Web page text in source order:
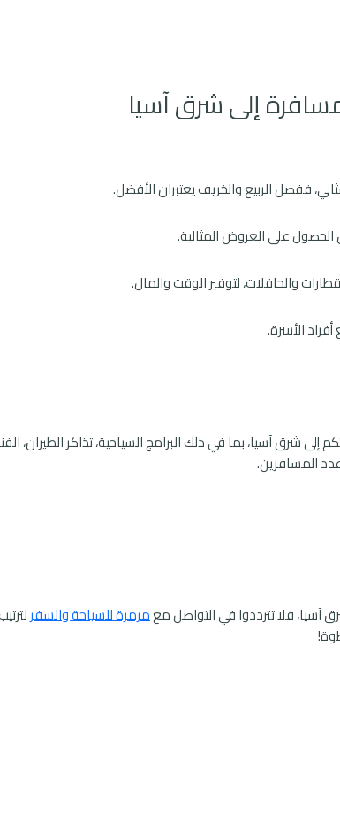
إلى شرق آسيا
ففصل الربيع والخريف يعتبران الأفضل.
على العروض المثالية.
والحافلات، لتوفير الوقت والمال.
الأسرة.
إلى شرق آسيا، بما في ذلك البرامج السياحية، تذاكر
المسافرين.
آسيا، فلا تترددوا في التواصل معمرمرة للسياحة والسفر